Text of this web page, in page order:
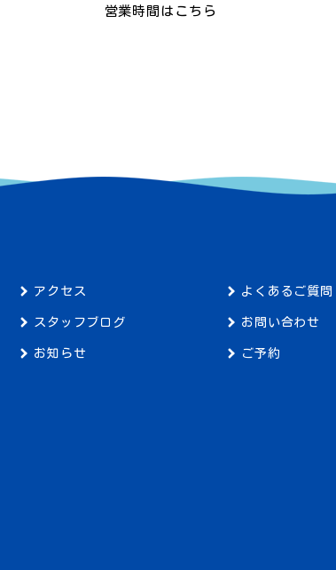
営業時間はこちら
アクセス
スタッフブログ
お知らせ
よくあるご質問
お問い合わせ
ご予約